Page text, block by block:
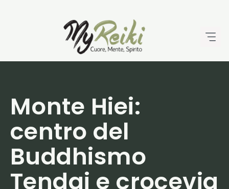
Monte Hiei:
centro del
Buddhismo
Tendai e crocevia